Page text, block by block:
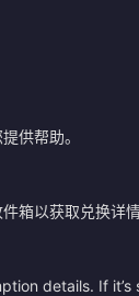
供帮助。
箱以获取兑换详情
details. If